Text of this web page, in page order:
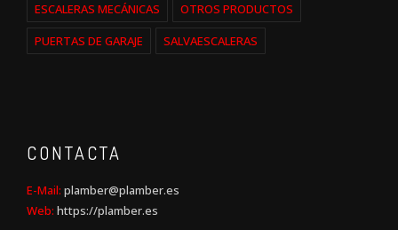
ESCALERAS MECÁNICAS
OTROS PRODUCTOS
PUERTAS DE GARAJE
SALVAESCALERAS
CONTACTA
E-Mail: plamber@plamber.es
Web: https://plamber.es